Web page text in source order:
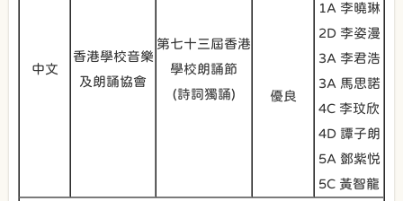
中文
香港學校音樂
及朗誦協會
第七十三屆香港
學校朗誦節
(詩詞獨誦)
優良
1A 李曉琳
2D 李姿漫
3A 李君浩
3A 馬思諾
4C 李玟欣
4D 譚子朗
5A 鄧紫悦
5C 黃智龍